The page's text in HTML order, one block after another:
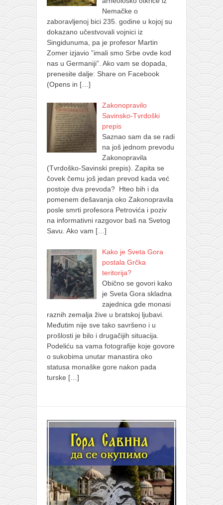
Nemačke o
zaboravljenoj bici 235. godine u kojoj su
dokazano učestvovali vojnici iz
Singidunuma, pa je profesor Martin
Zomer izjavio ”imali smo Srbe ovde kod
nas u Germaniji”. Ako vam se dopada,
prenesite dalje: Share on Facebook
(Opens in […]
Zakonopravilo
Savinsko-Tvrdoški
prepis
Saznao sam da se radi
na još jednom prevodu
Zakonopravila
(Tvrdoško-Savinski prepis). Zapita se
čovek čemu još jedan prevod kada već
postoje dva prevoda? Hteo bih i da
pomenem dešavanja oko Zakonopravila
posle smrti profesora Petrovića i poziv
na informativni razgovor baš na Svetog
Savu. Ako vam […]
Kako je Sveta Gora
postala Grčka
teritorija?
Obično se govori kako
je Sveta Gora skladna
zajednica gde monasi
raznih zemalja žive u bratskoj ljubavi.
Međutim nije sve tako savršeno i u
prošlosti je bilo i drugačijih situacija.
Podeliću sa vama fotografije koje govore
o sukobima unutar manastira oko
statusa monaške gore nakon pada
turske […]